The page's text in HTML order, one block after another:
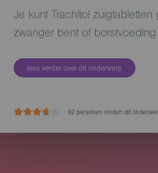
Je kunt Trachitol
zwanger bent of
lees verder over dit onderwerp
92 personen vinden dit